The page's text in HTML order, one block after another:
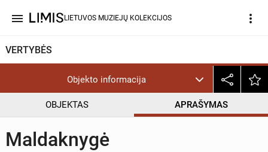
menu LIETUVOS MUZIEJŲ KOLEKCIJOS more_vert
VERTYBĖS
Objekto informacija
OBJEKTAS APRAŠYMAS
Maldaknygė